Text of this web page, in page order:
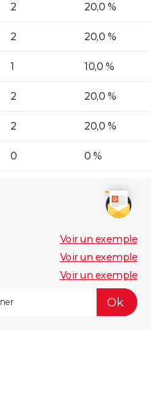
2 20,0 %
2 20,0 %
1 10,0 %
2 20,0 %
2 20,0 %
0 0 %
Voir un exemple
Voir un exemple
Voir un exemple